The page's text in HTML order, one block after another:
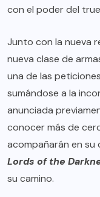
con el poder del
Junto con la nueva
nueva clase de
una de las
sumándose a la
anunciada
conocer más de
acompañarán en su
Lords of the
su camino.